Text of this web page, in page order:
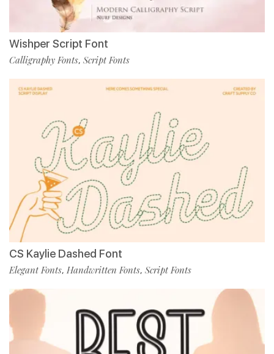
Wishper Script Font
Calligraphy Fonts, Script Fonts
CS Kaylie Dashed Font
Elegant Fonts, Handwritten Fonts, Script Fonts